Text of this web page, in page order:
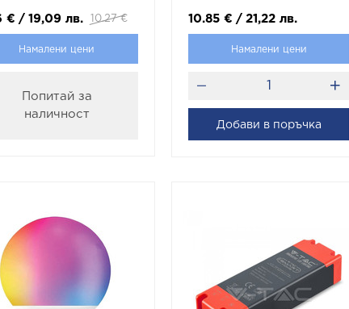
€ / 19,09 лв. 10.27 €
Намалени цени
Попитай за
наличност
10.85 € / 21,22 лв.
Намалени цени
Добави в поръчка